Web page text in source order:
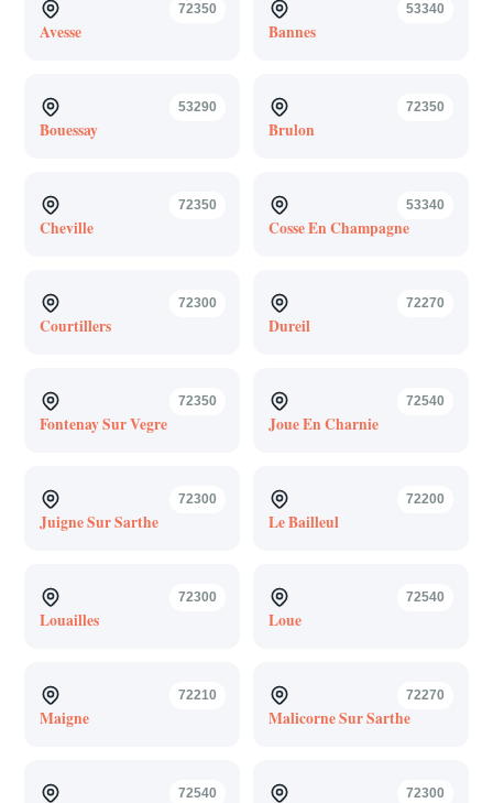
72350
Avesse
53340
Bannes
53290
Bouessay
72350
Brulon
72350
Cheville
53340
Cosse En Champagne
72300
Courtillers
72270
Dureil
72350
Fontenay Sur Vegre
72540
Joue En Charnie
72300
Juigne Sur Sarthe
72200
Le Bailleul
72300
Louailles
72540
Loue
72210
Maigne
72270
Malicorne Sur Sarthe
72540 72300